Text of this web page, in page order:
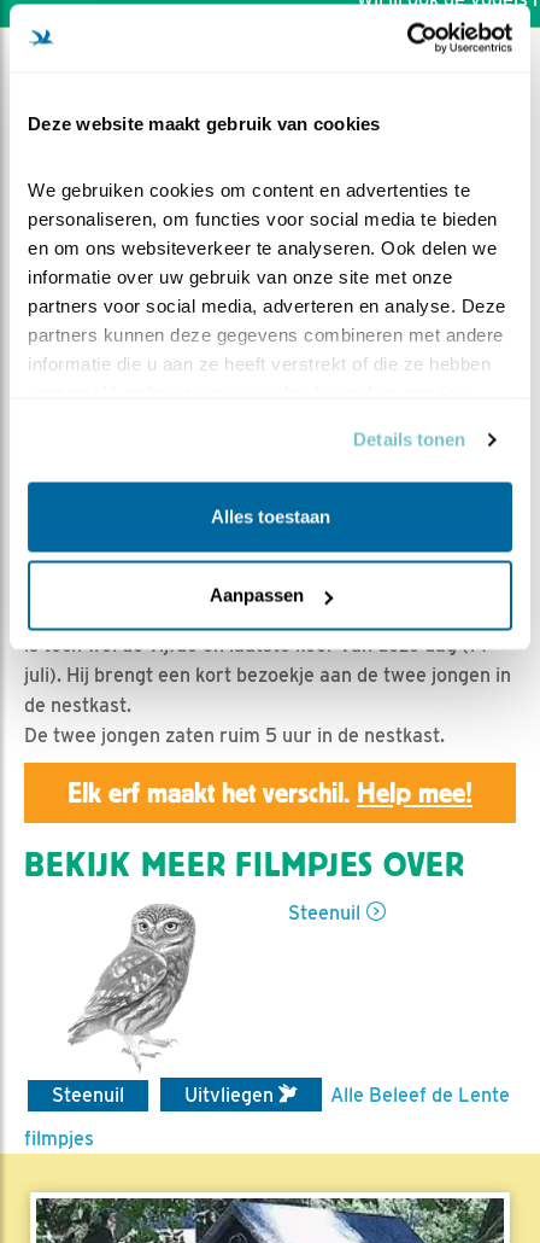
Deze website maakt gebruik van cookies
We gebruiken cookies om content en advertenties te
personaliseren, om functies voor social media te bieden
en om ons websiteverkeer te analyseren. Ook delen we
informatie over uw gebruik van onze site met onze
partners voor social media, adverteren en analyse. Deze
partners kunnen deze gegevens combineren met andere
informatie die u aan ze heeft verstrekt of die ze hebben
Details tonen
Alles toestaan
Aanpassen
Man bezoekt de jongen
Geert | Geplaatst op 15 juli 2019, 13:06 |
is toch wel de vijfde en laatste keer van deze dag (14
juli). Hij brengt een kort bezoekje aan de twee jongen in
de nestkast.
De twee jongen zaten ruim 5 uur in de nestkast.
Elk erf maakt het verschil. Help mee!
BEKIJK MEER FILMPJES OVER
Steenuil
Steenuil Uitvliegen
Alle Beleef de Lente
filmpjes